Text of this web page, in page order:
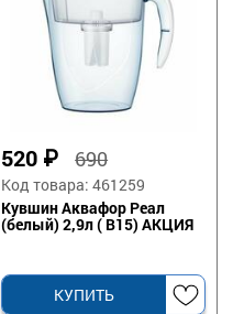
520 ₽690
Код товара: 461259
Кувшин Аквафор Реал
(белый) 2,9л ( В15) АКЦИЯ
КУПИТЬ